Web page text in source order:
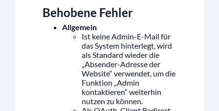
Behobene Fehler
Allgemein
Ist keine Admin-E-Mail für
das System hinterlegt, wird
als Standard wieder die
„Absender-Adresse der
Website“ verwendet, um die
Funktion „Admin
kontaktieren“ weiterhin
nutzen zu können.